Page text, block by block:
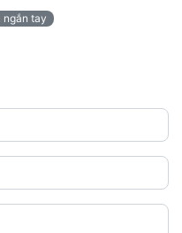
ngắn tay